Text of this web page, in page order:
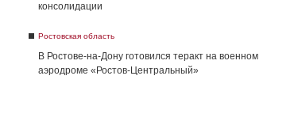
консолидации
Ростовская область
В Ростове-на-Дону готовился теракт на военном
аэродроме «Ростов-Центральный»